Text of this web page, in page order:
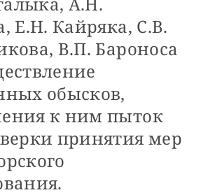
Е.Н. Кайряка, С.В.
В.П. Бароноса
обысков,
к ним пыток
принятия мер